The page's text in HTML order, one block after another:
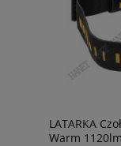
LATARKA
Warm 1120lm